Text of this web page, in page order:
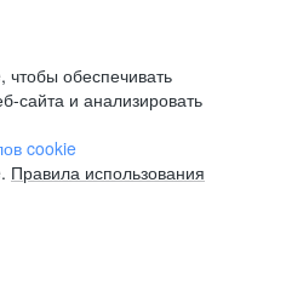
обеспечивать
сайта и анализировать
cookie
Правила использования